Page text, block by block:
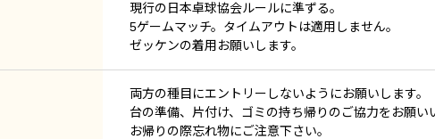
現行の日本卓球協会ルールに準ずる。
5ゲームマッチ。タイムアウトは適用しません。
ゼッケンの着用お願いします。
両方の種目にエントリーしないようにお願いします。
台の準備、片付け、ゴミの持ち帰りのご協力をお願い
お帰りの際忘れ物にご注意下さい。